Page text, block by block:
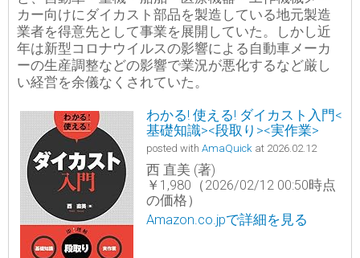
カー向けにダイカスト部品を製造している地元製造
業者を得意先として事業を展開していた。しかし近
年は新型コロナウイルスの影響による自動車メーカ
ーの生産調整などの影響で業況が悪化するなど厳し
い経営を余儀なくされていた。
わかる! 使える! ダイカスト入門<
基礎知識><段取り><実作業>
posted with AmaQuick at 2026.02.12
西 直美 (著)
￥1,980（2026/02/12 00:50時点
の価格）
Amazon.co.jpで詳細を見る